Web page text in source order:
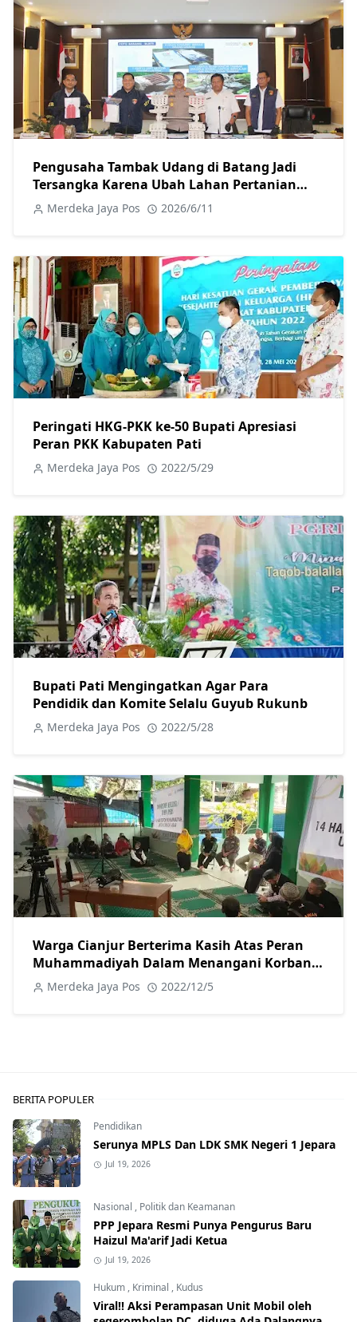
Pengusaha Tambak Udang di Batang Jadi
Tersangka Karena Ubah Lahan Pertanian
Secara Ilegal
Merdeka Jaya Pos 2026/6/11
Peringati HKG-PKK ke-50 Bupati Apresiasi
Peran PKK Kabupaten Pati
Merdeka Jaya Pos 2022/5/29
Bupati Pati Mengingatkan Agar Para
Pendidik dan Komite Selalu Guyub Rukunb
Merdeka Jaya Pos 2022/5/28
Warga Cianjur Berterima Kasih Atas Peran
Muhammadiyah Dalam Menangani Korban
Gempa
Merdeka Jaya Pos 2022/12/5
BERITA POPULER
Pendidikan
Serunya MPLS Dan LDK SMK Negeri 1 Jepara
Jul 19, 2026
Nasional , Politik dan Keamanan
PPP Jepara Resmi Punya Pengurus Baru
Haizul Ma'arif Jadi Ketua
Jul 19, 2026
Hukum, Kriminal , Kudus
Viral!! Aksi Perampasan Unit Mobil oleh